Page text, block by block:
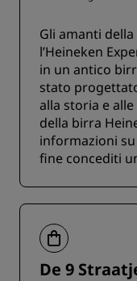
Gli amanti
l’Heineken
in un antico
stato
alla storia e
della birra
informazioni
fine concediti
De 9